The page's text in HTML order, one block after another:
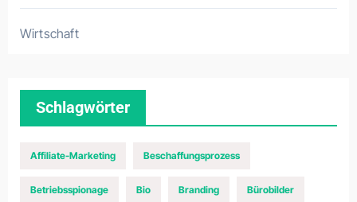
Wirtschaft
Schlagwörter
Affiliate-Marketing Beschaffungsprozess
Betriebsspionage Bio Branding Bürobilder